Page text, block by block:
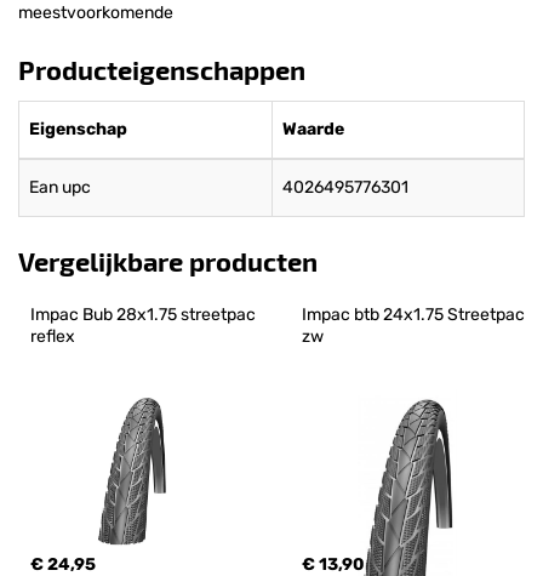
meestvoorkomende
Producteigenschappen
Eigenschap Waarde
Ean upc 4026495776301
Vergelijkbare producten
Impac Bub 28x1.75 streetpac
reflex
€ 24,95
Impac btb 24x1.75 Streetpac
zw
€ 13,90